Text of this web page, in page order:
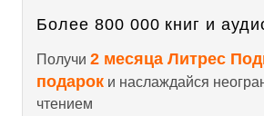
Более 800 000 книг и
Получи 2 месяца Литрес
подарок и наслаждайся
чтением